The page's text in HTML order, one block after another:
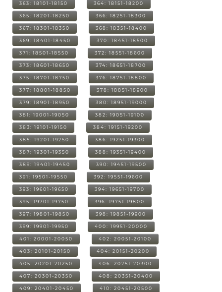
363: 18101-18150 364: 18151-18200
365: 18201-18250 366: 18251-18300
367: 18301-18350 368: 18351-18400
369: 18401-18450 370: 18451-18500
371: 18501-18550 372: 18551-18600
373: 18601-18650 374: 18651-18700
375: 18701-18750 376: 18751-18800
377: 18801-18850 378: 18851-18900
379: 18901-18950 380: 18951-19000
381: 19001-19050 382: 19051-19100
383: 19101-19150 384: 19151-19200
385: 19201-19250 386: 19251-19300
387: 19301-19350 388: 19351-19400
389: 19401-19450 390: 19451-19500
391: 19501-19550 392: 19551-19600
393: 19601-19650 394: 19651-19700
395: 19701-19750 396: 19751-19800
397: 19801-19850 398: 19851-19900
399: 19901-19950 400: 19951-20000
401: 20001-20050 402: 20051-20100
403: 20101-20150 404: 20151-20200
405: 20201-20250 406: 20251-20300
407: 20301-20350 408: 20351-20400
409: 20401-20450 410: 20451-20500